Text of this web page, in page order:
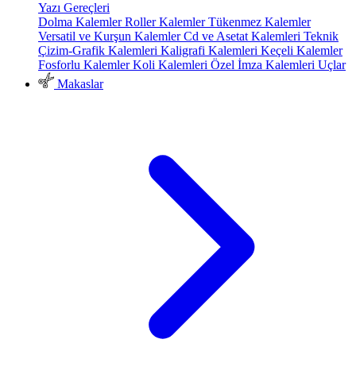
Yazı Gereçleri
Dolma KalemlerRoller KalemlerTükenmez Kalemler
Versatil ve Kurşun KalemlerCd ve Asetat Kalemleri Teknik
Çizim-Grafik Kalemleri Kaligrafi Kalemleri Keçeli Kalemler
Fosforlu KalemlerKoli Kalemleri Özel İmza Kalemleri Uçlar
Makaslar